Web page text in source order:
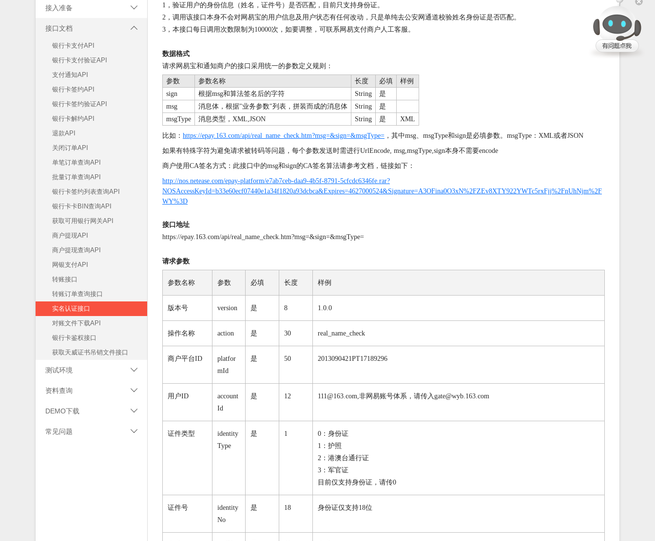
接入准备 
网易支付接入流程
接口文档 
银行卡支付API
银行卡支付验证API
支付通知API
银行卡签约API
银行卡签约验证API
银行卡解约API
退款API
关闭订单API
单笔订单查询API
批量订单查询API
银行卡签约列表查询API
银行卡卡BIN查询API
获取可用银行网关API
商户提现API
商户提现查询API
网银支付API
转账接口
转账订单查询接口
实名认证接口
对账文件下载API
银行卡鉴权接口
获取天威证书吊销文件接口
测试环境 
使用方法
资料查询 
代收类错误码
收银台和用户类错误码
DEMO下载 
CA签名JAR包下载
常见问题 
1，验证用户的身份信息（姓名，证件号）是否匹配，目前只支持身份证。
2，调用该接口本身不会对网易宝的用户信息及用户状态有任何改动，只是单纯去公安网通道校验姓名身份证是否匹配。
3，本接口每日调用次数限制为10000次，如要调整，可联系网易支付商户人工客服。
数据格式
请求网易宝和通知商户的接口采用统一的参数定义规则：
参数 参数名称 长度 必填 样例
sign 根据msg和算法签名后的字符 String 是
msg 消息体，根据"业务参数"列表，拼装而成的消息体 String 是
msgType 消息类型， XML,JSON String 是 XML
比如： https://epay.163.com/api/real_name_check.htm?msg=&sign=&msgType= ，其中msg、msgType和sign是必填参数。msgType：XML或者JSON
如果有特殊字符为避免请求被转码等问题，每个参数发送时需进行UrlEncode, msg,msgType,sign本身不需要encode
商户使用CA签名方式：此接口中的msg和sign的CA签名算法请参考文档，链接如下：
http://nos.netease.com/epay-platform/e7ab7ceb-daa9-4b5f-8791-5cfcdc6346fe.rar?
NOSAccessKeyId=b33e60ecf07440e1a34f1820a93dcbca&Expires=4627000524&Signature=A3OFina0O3xN%2FZEv8XTY922YWTc5rxFjj%2FnUhNjm%2F
WY%3D
接口地址
https://epay.163.com/api/real_name_check.htm?msg=&sign=&msgType=
请求参数
参数名称 参数 必填 长度 样例
版本号 version 是 8 1.0.0
操作名称 action 是 30 real_name_check
商户平台ID
platfor
mId
是 50 2013090421PT17189296
用户ID
account
Id
是 12 111@163.com,非网易账号体系，请传入gate@wyb.163.com
证件类型
identity
Type
是 1
0：身份证
1：护照
2：港澳台通行证
3：军官证
目前仅支持身份证，请传0
证件号
identity
No
是 18 身份证仅支持18位